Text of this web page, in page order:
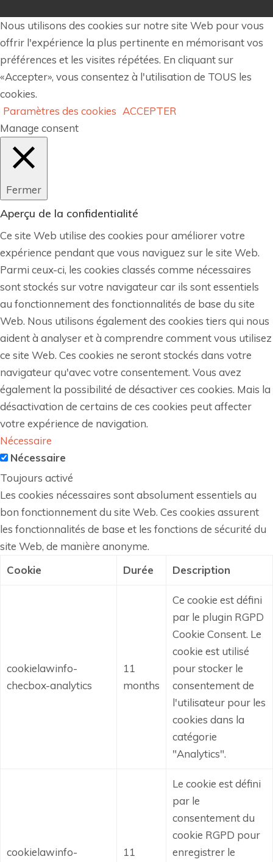
Nous utilisons des cookies sur notre site Web pour vous
offrir l'expérience la plus pertinente en mémorisant vos
préférences et les visites répétées. En cliquant sur
«Accepter», vous consentez à l'utilisation de TOUS les
cookies.
Paramètres des cookies ACCEPTER
Manage consent
Fermer
Aperçu de la confidentialité
Ce site Web utilise des cookies pour améliorer votre
expérience pendant que vous naviguez sur le site Web.
Parmi ceux-ci, les cookies classés comme nécessaires
sont stockés sur votre navigateur car ils sont essentiels
au fonctionnement des fonctionnalités de base du site
Web. Nous utilisons également des cookies tiers qui nous
aident à analyser et à comprendre comment vous utilisez
ce site Web. Ces cookies ne seront stockés dans votre
navigateur qu'avec votre consentement. Vous avez
également la possibilité de désactiver ces cookies. Mais la
désactivation de certains de ces cookies peut affecter
votre expérience de navigation.
Nécessaire
Nécessaire
Toujours activé
Les cookies nécessaires sont absolument essentiels au
bon fonctionnement du site Web. Ces cookies assurent
les fonctionnalités de base et les fonctions de sécurité du
site Web, de manière anonyme.
Cookie
Durée Description
cookielawinfo-
checbox-analytics
11
months
Ce cookie est défini
par le plugin RGPD
Cookie Consent. Le
cookie est utilisé
pour stocker le
consentement de
l'utilisateur pour les
cookies dans la
catégorie
"Analytics".
cookielawinfo-
11
Le cookie est défini
par le
consentement du
cookie RGPD pour
enregistrer le